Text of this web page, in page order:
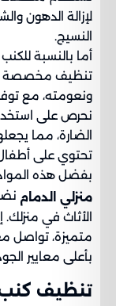
لإزالة الدهون
النسيج.
أما بالنسبة
تنظيف مخصصة
ونعومته، مع
نحرص على
الضارة، مما
تحتوي على
بفضل هذه
منزلي الدمام
الأثاث في
متميزة، تواصل
بأعلى معايير
تنظيف كنب